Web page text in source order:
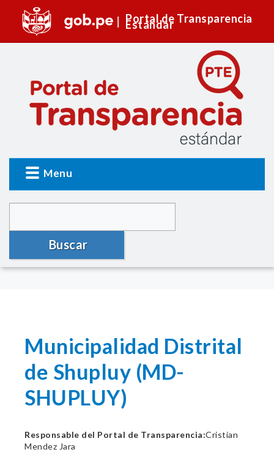
Portal de Transparencia
Estándar
Menu
Buscar
Municipalidad Distrital
de Shupluy (MD-
SHUPLUY)
Responsable del Portal de Transparencia:Cristian
Mendez Jara